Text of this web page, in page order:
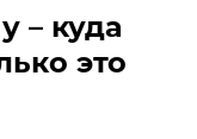
– куда
это